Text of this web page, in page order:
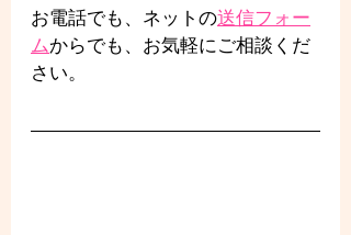
お電話でも、ネットの送信フォー
ムからでも、お気軽にご相談くだ
さい。